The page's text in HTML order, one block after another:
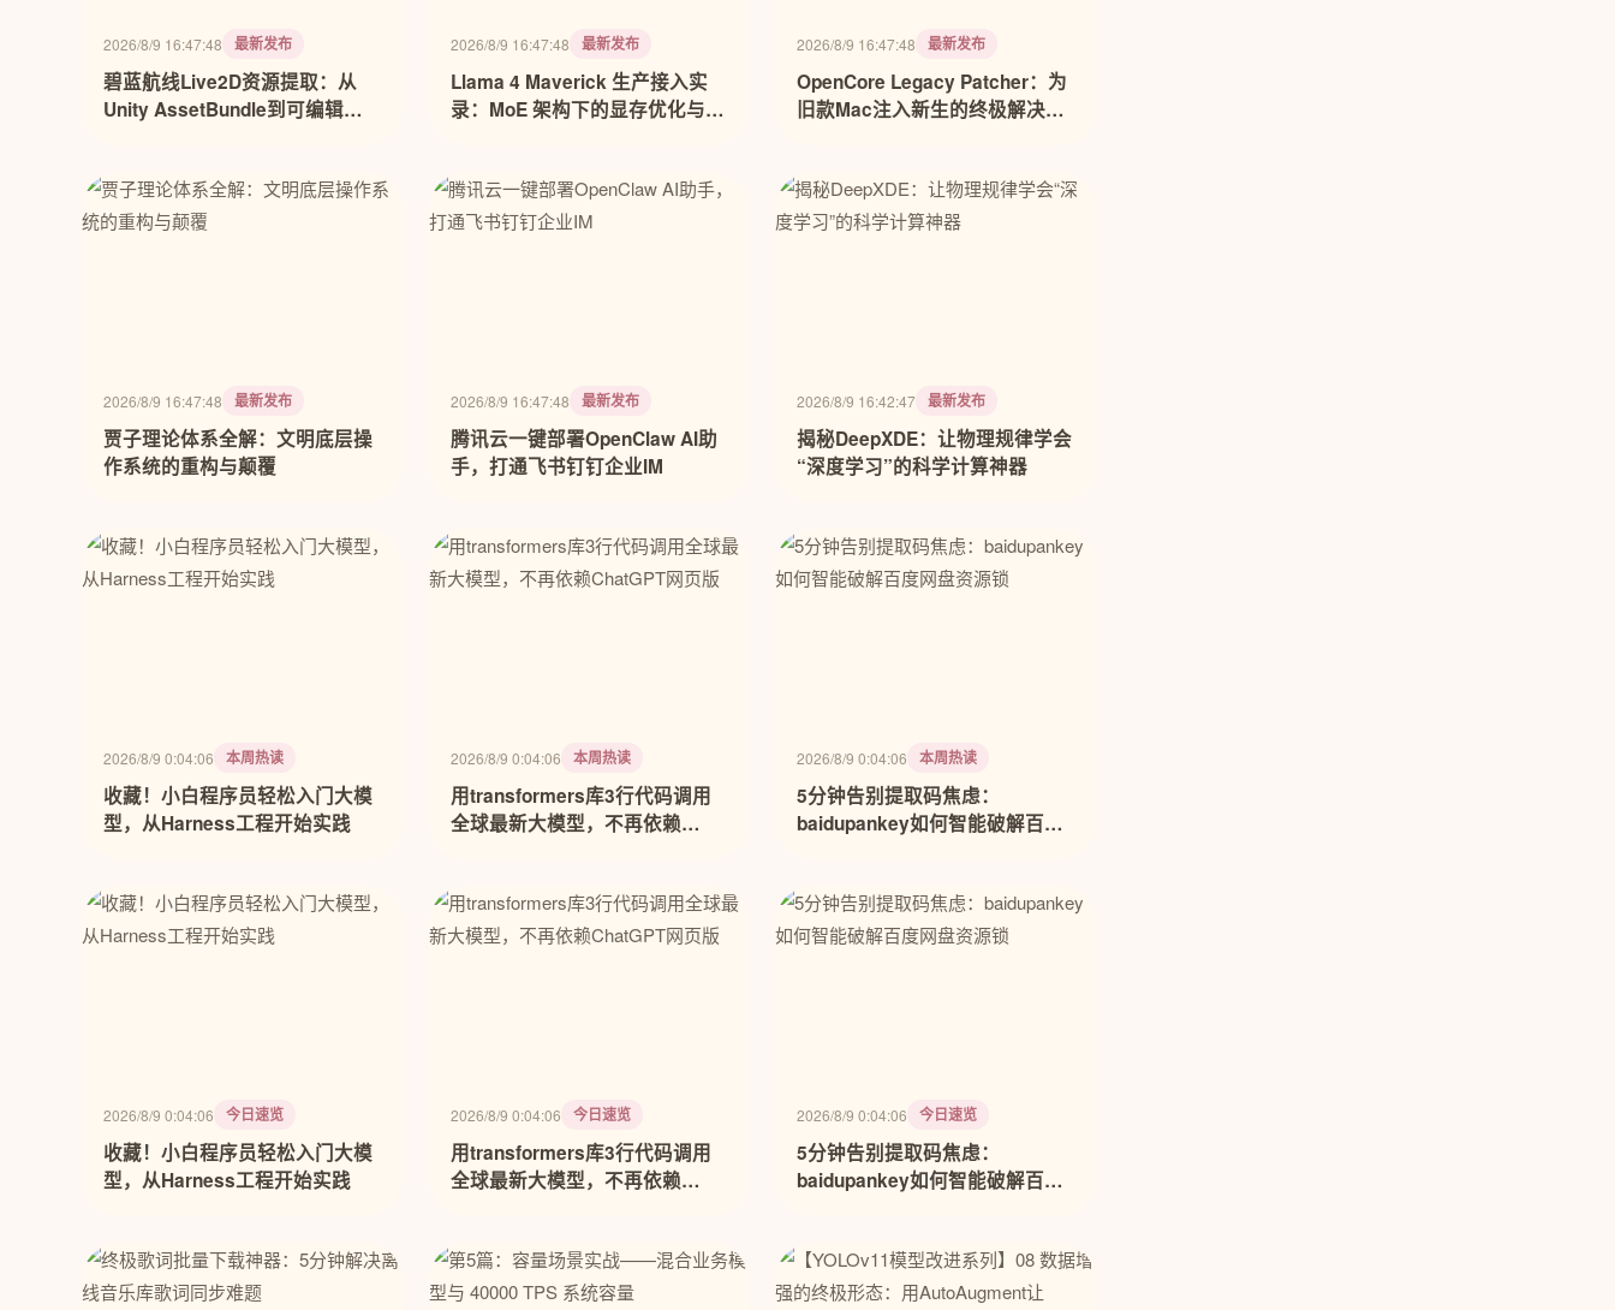
2026/8/9 16:47:48 最新发布
碧蓝航线Live2D资源提取：从
Unity AssetBundle到可编辑模
2026/8/9 16:47:48 最新发布
Llama 4 Maverick 生产接入实
录：MoE 架构下的显存优化与推
2026/8/9 16:47:48 最新发布
OpenCore Legacy Patcher：为
旧款Mac注入新生的终极解决方
2026/8/9 16:47:48 最新发布
贾子理论体系全解：文明底层操
作系统的重构与颠覆
2026/8/9 16:47:48 最新发布
腾讯云一键部署OpenClaw AI助
手，打通飞书钉钉企业IM
2026/8/9 16:42:47 最新发布
揭秘DeepXDE：让物理规律学会
“深度学习”的科学计算神器
2026/8/9 0:04:06 本周热读
收藏！小白程序员轻松入门大模
型，从Harness工程开始实践
2026/8/9 0:04:06 本周热读
用transformers库3行代码调用
全球最新大模型，不再依赖
2026/8/9 0:04:06 本周热读
5分钟告别提取码焦虑：
baidupankey如何智能破解百度
2026/8/9 0:04:06 今日速览
收藏！小白程序员轻松入门大模
型，从Harness工程开始实践
2026/8/9 0:04:06 今日速览
用transformers库3行代码调用
全球最新大模型，不再依赖
2026/8/9 0:04:06 今日速览
5分钟告别提取码焦虑：
baidupankey如何智能破解百度